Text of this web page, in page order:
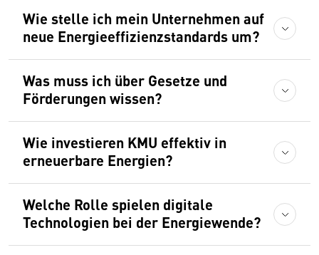
Wie stelle ich mein Unternehmen auf
neue Energieeffizienzstandards um?
Was muss ich über Gesetze und
Förderungen wissen?
Wie investieren KMU effektiv in
erneuerbare Energien?
Welche Rolle spielen digitale
Technologien bei der Energiewende?